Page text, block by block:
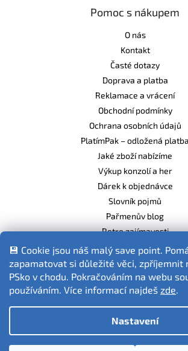
💾 Cookie jsou náš malý save point.
zapamatovat si důležité věci, zpříjemnit
PSko v chodu. Pokračováním na webu
používáním. Více informací najdeš zde.
Nastavení
Pomoc s nákupem
O nás
Kontakt
Časté dotazy
Doprava a platba
Reklamace a vrácení
Obchodní podmínky
Ochrana osobních údajů
PlatímPak – odložená platba
Jaké zboží nabízíme
Výkup konzolí a her
Dárek k objednávce
Slovník pojmů
Pařmenův blog
Retro zajímavosti
Balíme ekologicky
Fotografie produktů jsou